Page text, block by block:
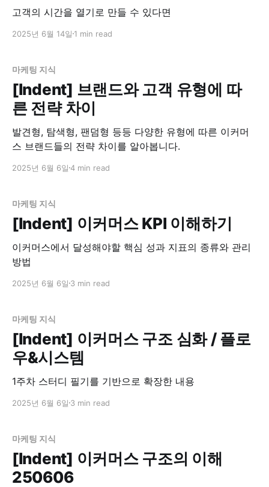
고객의 시간을 열기로 만들 수 있다면
2025년 6월 14일 1 min read
마케팅 지식
[Indent] 브랜드와 고객 유형에 따
른 전략 차이
발견형, 탐색형, 팬덤형 등등 다양한 유형에 따른 이커머
스 브랜드들의 전략 차이를 알아봅니다.
2025년 6월 6일 4 min read
마케팅 지식
[Indent] 이커머스 KPI 이해하기
이커머스에서 달성해야할 핵심 성과 지표의 종류와 관리
방법
2025년 6월 6일 3 min read
마케팅 지식
[Indent] 이커머스 구조 심화 / 플로
우&시스템
1주차 스터디 필기를 기반으로 확장한 내용
2025년 6월 6일 3 min read
마케팅 지식
[Indent] 이커머스 구조의 이해
250606